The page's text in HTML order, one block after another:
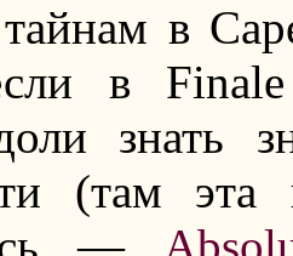
в
в
знать
(там